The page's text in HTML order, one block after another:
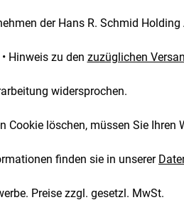
der Hans R. Schmid Holding
Hinweis zu den zuzüglichen
widersprochen.
löschen, müssen Sie Ihren
finden sie in unserer
Preise zzgl. gesetzl. MwSt.